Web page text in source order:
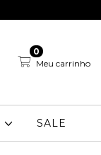
Meu carrinho
0
SALE